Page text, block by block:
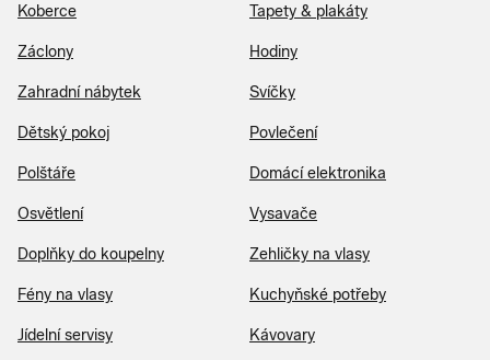
Koberce Tapety & plakáty
Záclony Hodiny
Zahradní nábytek Svíčky
Dětský pokoj Povlečení
Polštáře Domácí elektronika
Osvětlení Vysavače
Doplňky do koupelny Zehličky na vlasy
Fény na vlasy Kuchyňské potřeby
Jídelní servisy Kávovary